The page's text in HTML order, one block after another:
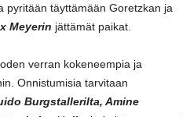
pyritään täyttämään Goretzkan ja
Meyerin jättämät paikat.
verran kokeneempia ja
Onnistumisia tarvitaan
Burgstallerilta, Amine